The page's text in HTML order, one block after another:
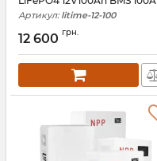
Артикул: litime-12-100
12 600 грн.